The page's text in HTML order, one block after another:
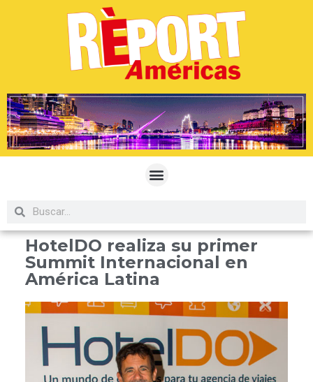
HotelDO realiza su primer
Summit Internacional en
América Latina